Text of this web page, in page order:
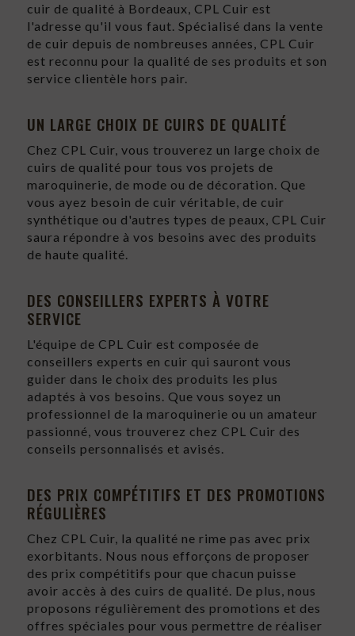
cuir de qualité à Bordeaux, CPL Cuir est
l'adresse qu'il vous faut. Spécialisé dans la vente
de cuir depuis de nombreuses années, CPL Cuir
est reconnu pour la qualité de ses produits et son
service clientèle hors pair.
UN LARGE CHOIX DE CUIRS DE QUALITÉ
Chez CPL Cuir, vous trouverez un large choix de
cuirs de qualité pour tous vos projets de
maroquinerie, de mode ou de décoration. Que
vous ayez besoin de cuir véritable, de cuir
synthétique ou d'autres types de peaux, CPL Cuir
saura répondre à vos besoins avec des produits
de haute qualité.
DES CONSEILLERS EXPERTS À VOTRE
SERVICE
L'équipe de CPL Cuir est composée de
conseillers experts en cuir qui sauront vous
guider dans le choix des produits les plus
adaptés à vos besoins. Que vous soyez un
professionnel de la maroquinerie ou un amateur
passionné, vous trouverez chez CPL Cuir des
conseils personnalisés et avisés.
DES PRIX COMPÉTITIFS ET DES PROMOTIONS
RÉGULIÈRES
Chez CPL Cuir, la qualité ne rime pas avec prix
exorbitants. Nous nous efforçons de proposer
des prix compétitifs pour que chacun puisse
avoir accès à des cuirs de qualité. De plus, nous
proposons régulièrement des promotions et des
offres spéciales pour vous permettre de réaliser